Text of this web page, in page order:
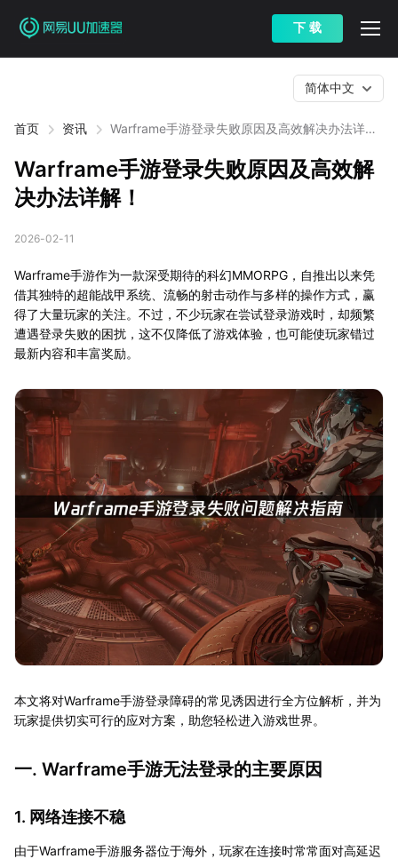
下 载
首页 资讯
Warframe手游登录失败原因及高效解决办法详
简体中文
Warframe手游登录失败原因及高效解
决办法详解！
2026-02-11
Warframe手游作为一款深受期待的科幻MMORPG，自推出以来凭
借其独特的超能战甲系统、流畅的射击动作与多样的操作方式，赢
得了大量玩家的关注。不过，不少玩家在尝试登录游戏时，却频繁
遭遇登录失败的困扰，这不仅降低了游戏体验，也可能使玩家错过
最新内容和丰富奖励。
本文将对Warframe手游登录障碍的常见诱因进行全方位解析，并为
玩家提供切实可行的应对方案，助您轻松进入游戏世界。
一. Warframe手游无法登录的主要原因
1. 网络连接不稳
由于Warframe手游服务器位于海外，玩家在连接时常常面对高延迟